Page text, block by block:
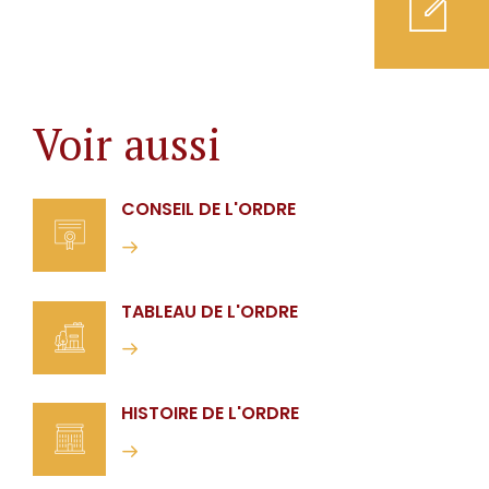
Voir aussi
CONSEIL DE L'ORDRE
TABLEAU DE L'ORDRE
HISTOIRE DE L'ORDRE
1
2